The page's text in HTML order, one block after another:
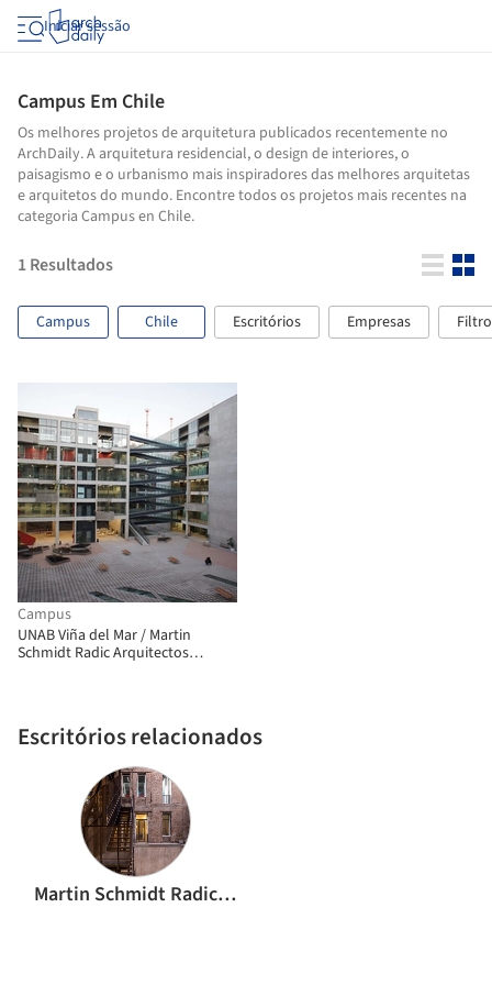
Iniciar sessão
Campus Em Chile
Os melhores projetos de arquitetura publicados recentemente no
ArchDaily. A arquitetura residencial, o design de interiores, o
paisagismo e o urbanismo mais inspiradores das melhores arquitetas
e arquitetos do mundo. Encontre todos os projetos mais recentes na
categoria Campus en Chile.
1Resultados
Campus Chile Escritórios Empresas
Campus
UNAB Viña del Mar / Martin
Schmidt Radic Arquitectos
Escritórios relacionados
Martin Schmidt Radic Arquitectos Asociados